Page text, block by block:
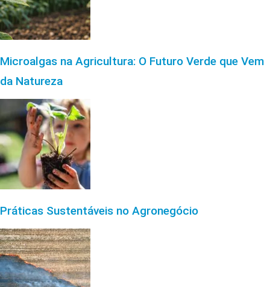
Microalgas na Agricultura: O Futuro Verde que Vem
da Natureza
Práticas Sustentáveis no Agronegócio